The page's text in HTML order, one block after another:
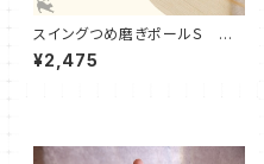
スイングつめ磨ぎポールＳ ハ
ート台座
¥2,475